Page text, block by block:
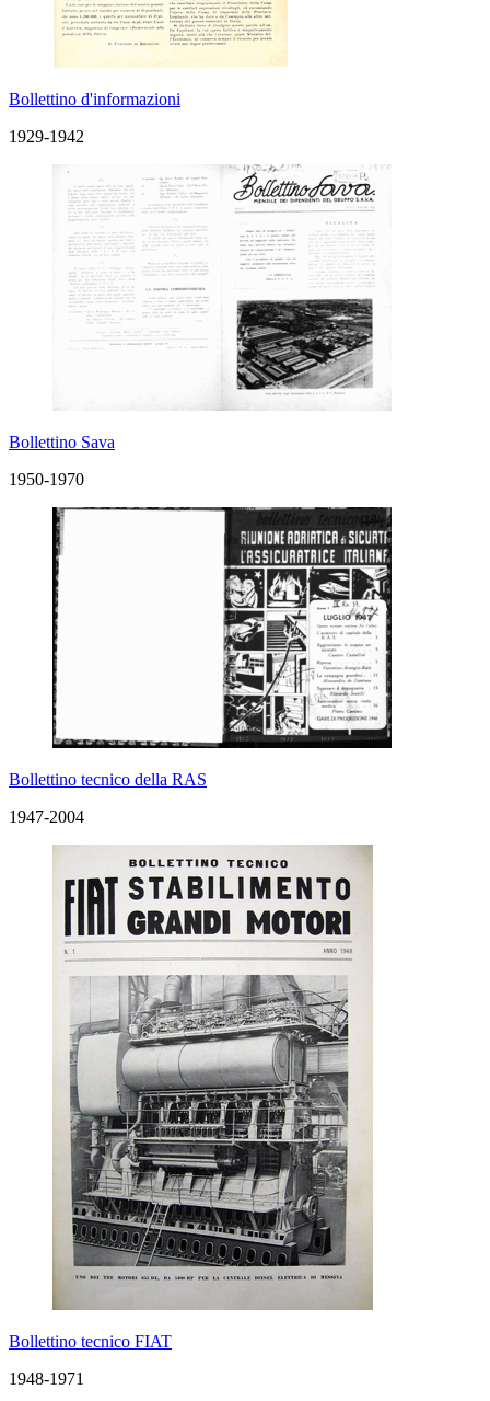
Bollettino d'informazioni
1929-1942
Bollettino Sava
1950-1970
Bollettino tecnico della RAS
1947-2004
Bollettino tecnico FIAT
1948-1971